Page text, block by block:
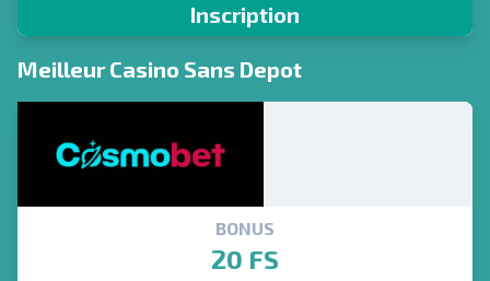
Inscription
Meilleur Casino Sans Depot
BONUS
20 FS